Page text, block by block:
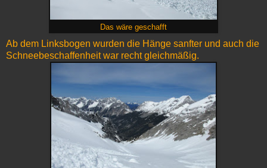
Das wäre geschafft
Ab dem Linksbogen wurden die Hänge sanfter und auch die
Schneebeschaffenheit war recht gleichmäßig.